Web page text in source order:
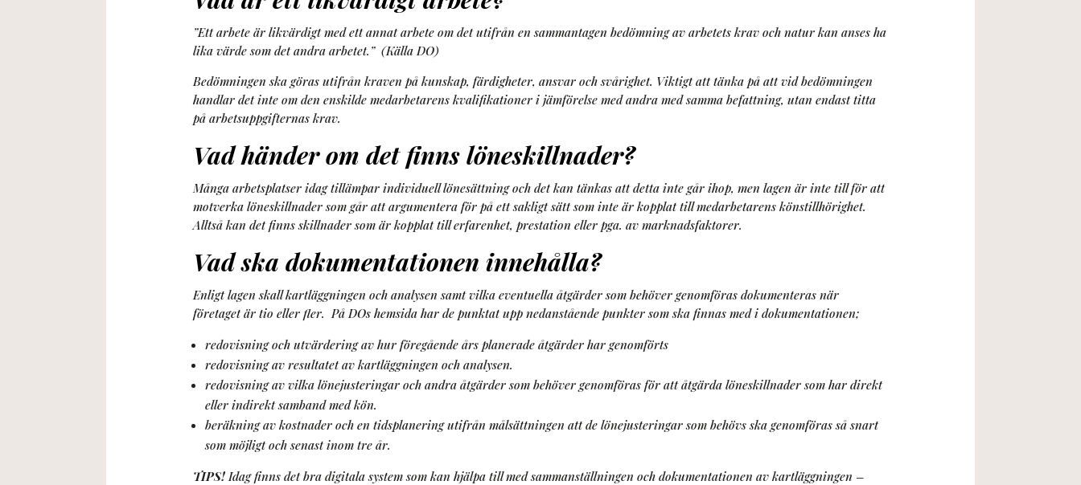
”Ett arbete är likvärdigt med ett annat arbete om det utifrån en sammantagen bedömning av arbetets krav och natur kan anses ha
lika värde som det andra arbetet.” (Källa DO)
Bedömningen ska göras utifrån kraven på kunskap, färdigheter, ansvar och svårighet. Viktigt att tänka på att vid bedömningen
handlar det inte om den enskilde medarbetarens kvalifikationer i jämförelse med andra med samma befattning, utan endast titta
på arbetsuppgifternas krav.
Vad händer om det finns löneskillnader?
Många arbetsplatser idag tillämpar individuell lönesättning och det kan tänkas att detta inte går ihop, men lagen är inte till för att
motverka löneskillnader som går att argumentera för på ett sakligt sätt som inte är kopplat till medarbetarens könstillhörighet.
Alltså kan det finns skillnader som är kopplat till erfarenhet, prestation eller pga. av marknadsfaktorer.
Vad ska dokumentationen innehålla?
Enligt lagen skall kartläggningen och analysen samt vilka eventuella åtgärder som behöver genomföras dokumenteras när
företaget är tio eller fler. På DOs hemsida har de punktat upp nedanstående punkter som ska finnas med i dokumentationen;
redovisning och utvärdering av hur föregående års planerade åtgärder har genomförts
redovisning av resultatet av kartläggningen och analysen.
redovisning av vilka lönejusteringar och andra åtgärder som behöver genomföras för att åtgärda löneskillnader som har direkt
eller indirekt samband med kön.
beräkning av kostnader och en tidsplanering utifrån målsättningen att de lönejusteringar som behövs ska genomföras så snart
som möjligt och senast inom tre år.
TIPS! Idag finns det bra digitala system som kan hjälpa till med sammanställningen och dokumentationen av kartläggningen –